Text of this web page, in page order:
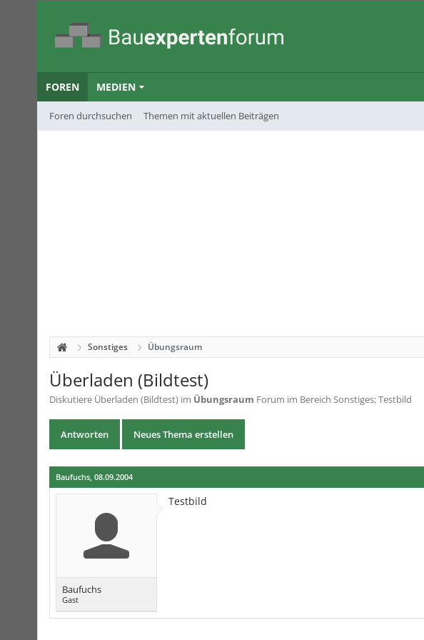
FOREN
Foren durchsuchen Themen mit aktuellen Beiträgen
MEDIEN
Sonstiges Übungsraum
Überladen (Bildtest)
Diskutiere Überladen (Bildtest) im Übungsraum Forum im Bereich Sonstiges; Testbild
Antworten Neues Thema erstellen
Baufuchs, 08.09.2004
Baufuchs
Gast
Testbild